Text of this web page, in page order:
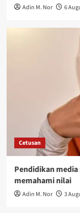
Adin M. Nor 6
Cetusan
Pendidikan
memahami nilai
Adin M. Nor 3